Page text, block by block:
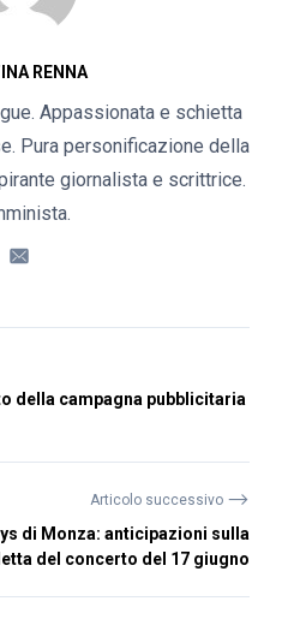
RENNA
Appassionata e schietta
Pura personificazione della
giornalista e scrittrice.
della campagna pubblicitaria
Articolo successivo ⟶
di Monza: anticipazioni sulla
del concerto del 17 giugno